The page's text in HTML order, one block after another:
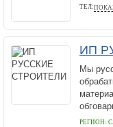
ТЕЛ:8 999
ИП
Мы
РЕГИОН: